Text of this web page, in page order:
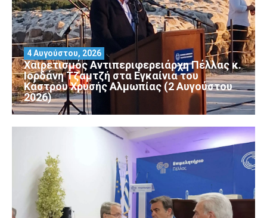
Χαιρετισμός Αντιπεριφερειάρχη Πέλλας κ.
Ιορδάνη Τζαμτζή στα Εγκαίνια του
Κάστρου Χρυσής Αλμωπίας (2 Αυγούστου
2026)
4 Αυγούστου, 2026